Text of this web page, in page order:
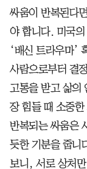
싸움이 반복된다
야 합니다. 미국
‘배신 트라우마’
사람으로부터 결
고통을 받고 삶의
장 힘들 때 소중
반복되는 싸움은
듯한 기분을 줍니
보니, 서로 상처